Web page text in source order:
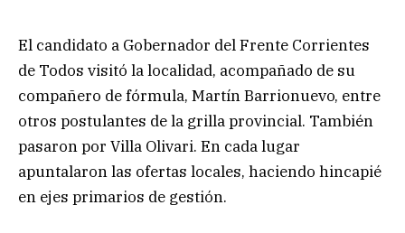
El candidato a Gobernador del Frente Corrientes
de Todos visitó la localidad, acompañado de su
compañero de fórmula, Martín Barrionuevo, entre
otros postulantes de la grilla provincial. También
pasaron por Villa Olivari. En cada lugar
apuntalaron las ofertas locales, haciendo hincapié
en ejes primarios de gestión.